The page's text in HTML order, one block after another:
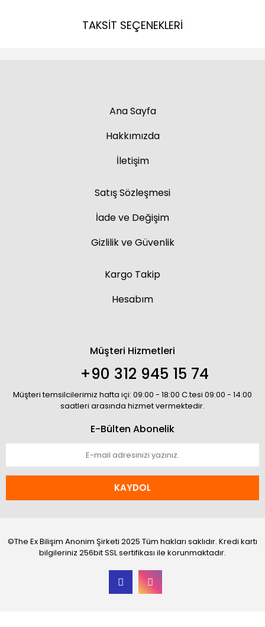
TAKSİT SEÇENEKLERİ
Ana Sayfa
Hakkımızda
İletişim
Satış Sözleşmesi
İade ve Değişim
Gizlilik ve Güvenlik
Kargo Takip
Hesabım
Müşteri Hizmetleri
+90 312 945 15 74
Müşteri temsilcilerimiz hafta içi: 09:00 - 18:00 C.tesi 09:00 - 14:00
saatleri arasında hizmet vermektedir.
E-Bülten Abonelik
KAYDOL
©The Ex Bilişim Anonim Şirketi 2025 Tüm hakları saklıdır. Kredi kartı
bilgileriniz 256bit SSL sertifikası ile korunmaktadır.